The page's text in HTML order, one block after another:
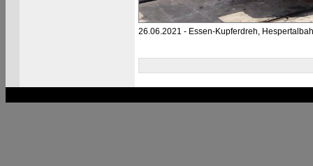
26.06.2021 - Essen-Kupferdreh,